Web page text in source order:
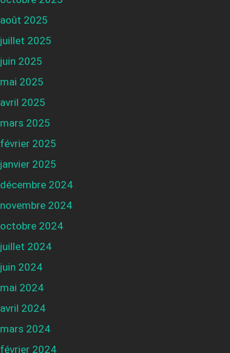
août 2025
juillet 2025
juin 2025
mai 2025
avril 2025
mars 2025
février 2025
janvier 2025
décembre 2024
novembre 2024
octobre 2024
juillet 2024
juin 2024
mai 2024
avril 2024
mars 2024
février 2024